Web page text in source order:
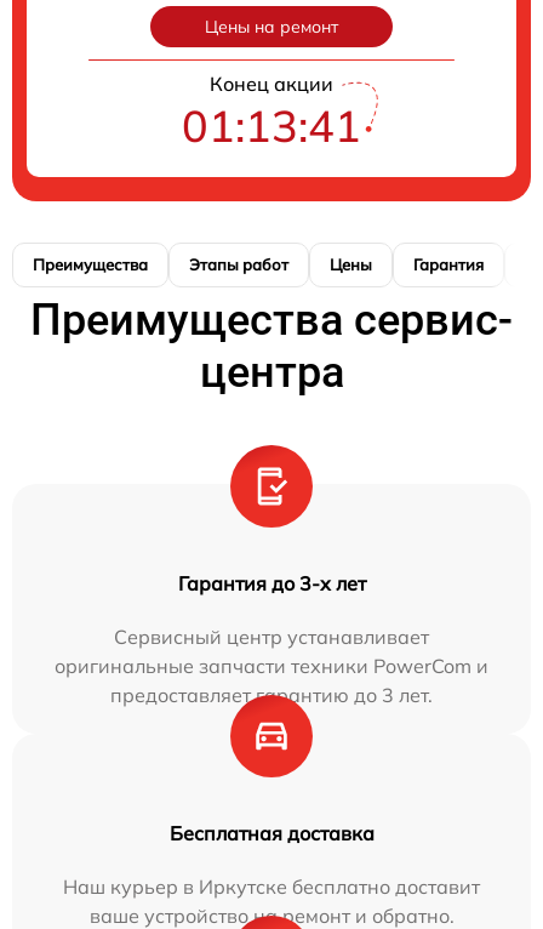
Цены на ремонт
Конец акции
01:13:40
Преимущества Этапы работ Цены Гарантия
Преимущества сервис-
центра
Гарантия до 3-х лет
Сервисный центр устанавливает
оригинальные запчасти техники PowerCom и
предоставляет гарантию до 3 лет.
Бесплатная доставка
Наш курьер в Иркутске бесплатно доставит
ваше устройство на ремонт и обратно.